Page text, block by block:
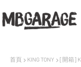
首頁 KING TONY [開箱]